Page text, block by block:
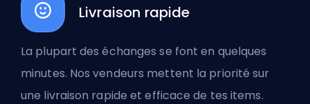
Livraison rapide
La plupart des échanges se font en quelques
minutes. Nos vendeurs mettent la priorité sur
une livraison rapide et efficace de tes items.